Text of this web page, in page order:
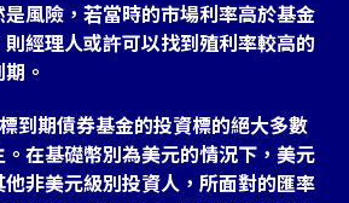
風險，若當時的市場利率高於基金
經理人或許可以找到殖利率較高的
。
到期債券基金的投資標的絕大多數
在基礎幣別為美元的情況下，美元
非美元級別投資人，所面對的匯率